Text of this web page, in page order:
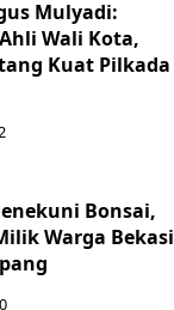
Mulyadi:
Wali Kota,
Kuat Pilkada
Bonsai,
Warga Bekasi